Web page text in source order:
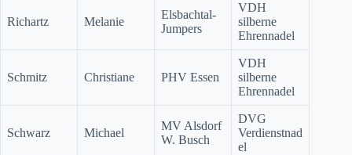
Richartz Melanie
Elsbachtal-
Jumpers
VDH
silberne
Ehrennadel
Schmitz Christiane PHV Essen
VDH
silberne
Ehrennadel
Schwarz Michael
MV Alsdorf
W. Busch
DVG
Verdienstnad
el